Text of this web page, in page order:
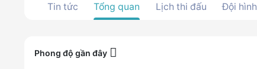
Tin tức Tổng quan Lịch thi đấu Đội hình
Phong độ gần đây